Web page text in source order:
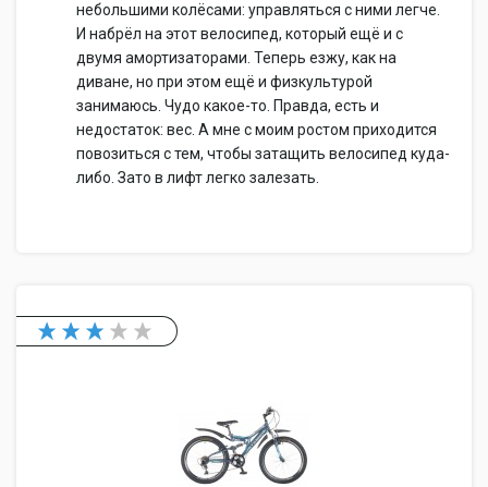
небольшими колёсами: управляться с ними легче.
И набрёл на этот велосипед, который ещё и с
двумя амортизаторами. Теперь езжу, как на
диване, но при этом ещё и физкультурой
занимаюсь. Чудо какое-то. Правда, есть и
недостаток: вес. А мне с моим ростом приходится
повозиться с тем, чтобы затащить велосипед куда-
либо. Зато в лифт легко залезать.